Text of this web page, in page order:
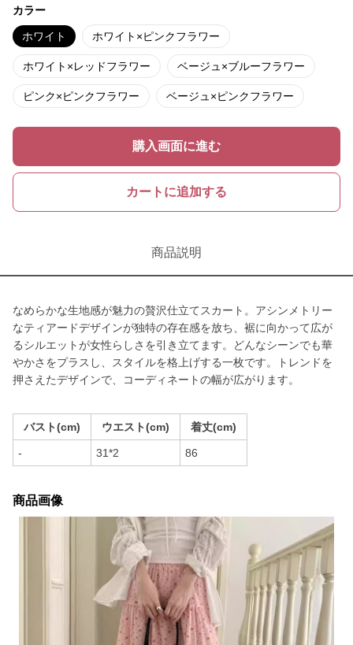
カラー
ホワイト ホワイト×ピンクフラワー
ホワイト×レッドフラワー ベージュ×ブルーフラワー
ピンク×ピンクフラワー ベージュ×ピンクフラワー
購入画面に進む
カートに追加する
商品説明
なめらかな生地感が魅力の贅沢仕立てスカート。アシンメトリー
なティアードデザインが独特の存在感を放ち、裾に向かって広が
るシルエットが女性らしさを引き立てます。どんなシーンでも華
やかさをプラスし、スタイルを格上げする一枚です。トレンドを
押さえたデザインで、コーディネートの幅が広がります。
バスト(cm) ウエスト(cm) 着丈(cm)
- 31*2 86
商品画像